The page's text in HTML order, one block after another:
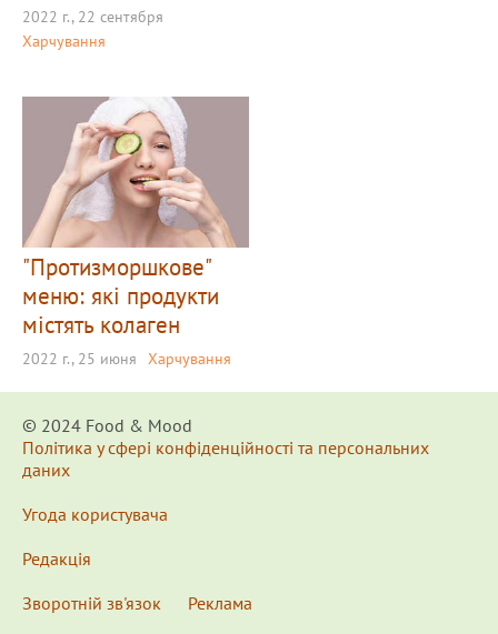
2022 г., 22 сентября
Харчування
"Протизморшкове"
меню: які продукти
містять колаген
2022 г., 25 июня Харчування
© 2024 Food & Мood
Політика у сфері конфіденційності та персональних
даних
Угода користувача
Редакція
Зворотній зв'язок
Реклама